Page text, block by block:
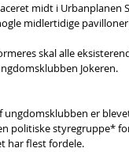
midt i
midlertidige
skal alle
Jokeren.
ungdomsklubben er
politiske styregruppe*
har flest fordele.